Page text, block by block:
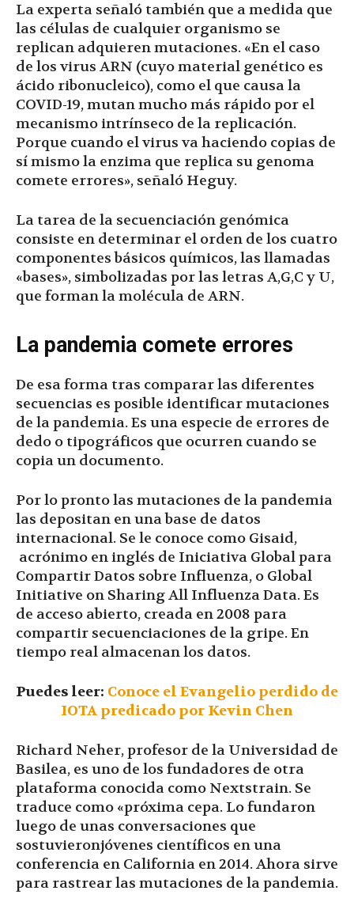
La experta señaló también que a medida que
las células de cualquier organismo se
replican adquieren mutaciones. «En el caso
de los virus ARN (cuyo material genético es
ácido ribonucleico), como el que causa la
COVID-19, mutan mucho más rápido por el
mecanismo intrínseco de la replicación.
Porque cuando el virus va haciendo copias de
sí mismo la enzima que replica su genoma
comete errores», señaló Heguy.
La tarea de la secuenciación genómica
consiste en determinar el orden de los cuatro
componentes básicos químicos, las llamadas
«bases», simbolizadas por las letras A,G,C y U,
que forman la molécula de ARN.
La pandemia comete errores
De esa forma tras comparar las diferentes
secuencias es posible identificar mutaciones
de la pandemia. Es una especie de errores de
dedo o tipográficos que ocurren cuando se
copia un documento.
Por lo pronto las mutaciones de la pandemia
las depositan en una base de datos
internacional. Se le conoce como Gisaid,
acrónimo en inglés de Iniciativa Global para
Compartir Datos sobre Influenza, o Global
Initiative on Sharing All Influenza Data. Es
de acceso abierto, creada en 2008 para
compartir secuenciaciones de la gripe. En
tiempo real almacenan los datos.
Puedes leer: Conoce el Evangelio perdido de
IOTA predicado por Kevin Chen
Richard Neher, profesor de la Universidad de
Basilea, es uno de los fundadores de otra
plataforma conocida como Nextstrain. Se
traduce como «próxima cepa. Lo fundaron
luego de unas conversaciones que
sostuvieronjóvenes científicos en una
conferencia en California en 2014. Ahora sirve
para rastrear las mutaciones de la pandemia.